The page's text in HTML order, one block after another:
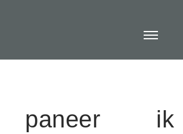
paneer ik